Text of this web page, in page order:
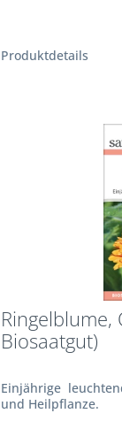
Produktdetails
Biosaatgut)
Einjährige
und Heilpflanze.